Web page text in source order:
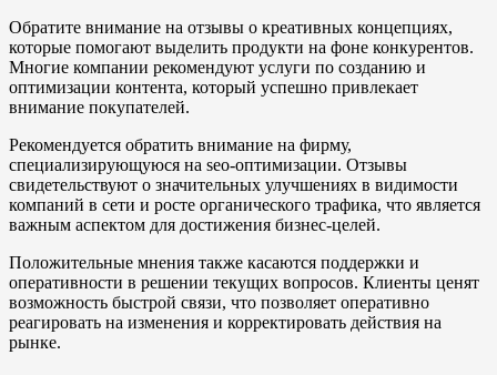
Обратите внимание на отзывы о креативных концепциях,
которые помогают выделить продукти на фоне конкурентов.
Многие компании рекомендуют услуги по созданию и
оптимизации контента, который успешно привлекает
внимание покупателей.
Рекомендуется обратить внимание на фирму,
специализирующуюся на seo-оптимизации. Отзывы
свидетельствуют о значительных улучшениях в видимости
компаний в сети и росте органического трафика, что является
важным аспектом для достижения бизнес-целей.
Положительные мнения также касаются поддержки и
оперативности в решении текущих вопросов. Клиенты ценят
возможность быстрой связи, что позволяет оперативно
реагировать на изменения и корректировать действия на
рынке.